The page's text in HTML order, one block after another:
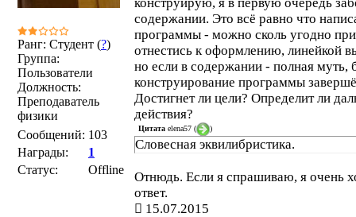
Ранг: Студент (?)
Группа:
Пользователи
Должность:
Преподаватель
физики
Сообщений: 103
Награды:
1
Статус:
Offline
содержании. Это всё равно что
программы - можно сколь угодно
отнестись к оформлению, линейкой
но если в содержании - полная муть,
конструирование программы
Достигнет ли цели? Определит ли
действия?
Цитата elena57 ( )
Словесная эквилибристика.
Отнюдь. Если я спрашиваю, я очень
ответ.
15.07.2015